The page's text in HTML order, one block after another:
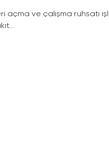
ve çalışma ruhsatı